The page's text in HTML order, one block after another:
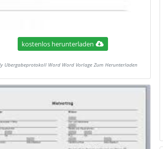
kostenlos herunterladen
Ubergabeprotokoll Word Word Vorlage Zum Herunterladen